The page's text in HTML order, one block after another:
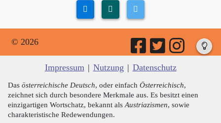
© 2026
Impressum | Nutzung | Datenschutz
Das österreichische Deutsch, oder einfach Österreichisch,
zeichnet sich durch besondere Merkmale aus. Es besitzt einen
einzigartigen Wortschatz, bekannt als Austriazismen, sowie
charakteristische Redewendungen.